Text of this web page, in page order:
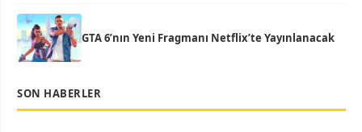
GTA 6’nın Yeni Fragmanı Netflix’te Yayınlanacak
SON HABERLER